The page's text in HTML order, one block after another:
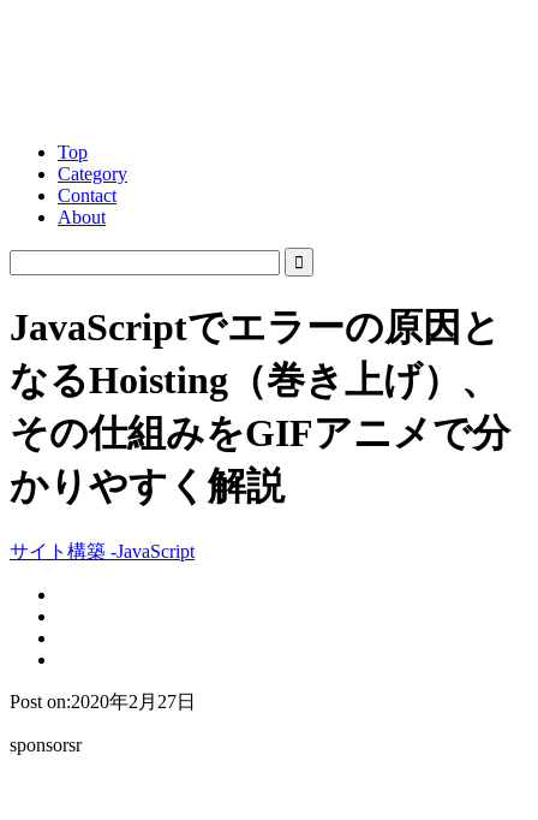
Top
Category
Contact
About
JavaScriptでエラーの原因と
なるHoisting（巻き上げ）、
その仕組みをGIFアニメで分
かりやすく解説
サイト構築 -JavaScript
Post on:2020年2月27日
sponsorsr